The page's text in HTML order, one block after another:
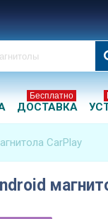
ДОСТАВКА
Бесплатно
CarPlay